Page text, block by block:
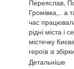
Переяслав,
Громівка,.. а
час
рідні міста і
містечку
героїв зі
Детальніше